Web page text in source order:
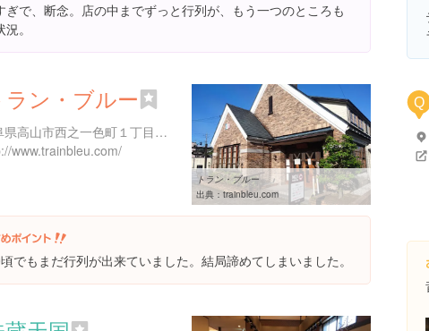
ぎで、断念。店の中までずっと行列が、もう一つのところも
。
ラン・ブルー
岐阜県高山市西之一色町１丁目７３-５ 73~5
www.trainbleu.com/
トラン・ブルー
出典： trainbleu.com
でもまだ行列が出来ていました。結局諦めてしまいました。
Q